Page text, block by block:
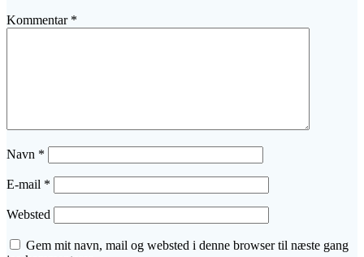
Kommentar *
Navn *
E-mail *
Websted
Gem mit navn, mail og websted i denne browser til næste gang